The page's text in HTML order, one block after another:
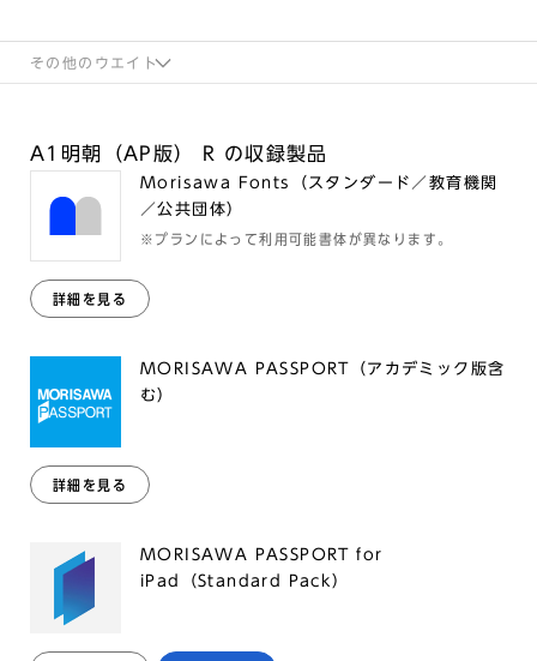
その他のウエイト
A1明朝（AP版） R の収録製品
Morisawa Fonts（スタンダード／教育機関
／公共団体）
※プランによって利用可能書体が異なります。
詳細を見る
MORISAWA PASSPORT（アカデミック版含
む）
詳細を見る
MORISAWA PASSPORT for
iPad（Standard Pack）